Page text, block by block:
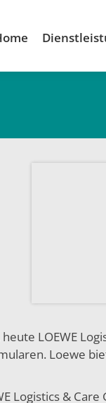
LOEWE
Loewe
Logistics &